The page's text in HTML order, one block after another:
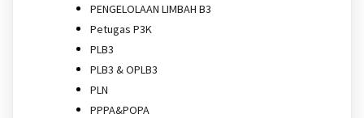
PENGELOLAAN LIMBAH B3
Petugas P3K
PLB3
PLB3 & OPLB3
PLN
PPPA&POPA